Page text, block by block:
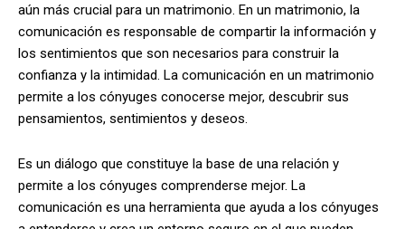
aún más crucial para un matrimonio. En un matrimonio, la
comunicación es responsable de compartir la información y
los sentimientos que son necesarios para construir la
confianza y la intimidad. La comunicación en un matrimonio
permite a los cónyuges conocerse mejor, descubrir sus
pensamientos, sentimientos y deseos.
Es un diálogo que constituye la base de una relación y
permite a los cónyuges comprenderse mejor. La
comunicación es una herramienta que ayuda a los cónyuges